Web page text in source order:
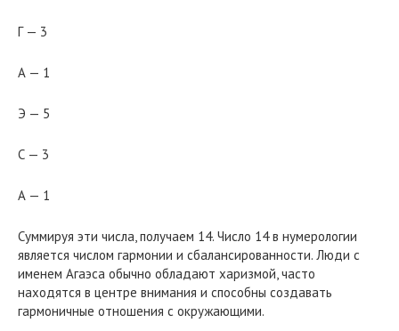
Г — 3
А — 1
Э — 5
С — 3
А — 1
Суммируя эти числа, получаем 14. Число 14 в нумерологии
является числом гармонии и сбалансированности. Люди с
именем Агаэса обычно обладают харизмой, часто
находятся в центре внимания и способны создавать
гармоничные отношения с окружающими.